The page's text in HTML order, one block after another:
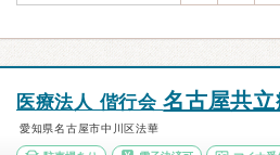
医療法人 偕行会名古屋共
愛知県名古屋市中川区法華